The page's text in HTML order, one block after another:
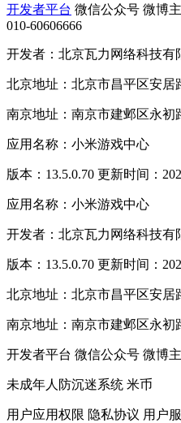
开发者平台 微信公众号 微博
010-60606666
开发者：北京瓦力网络科技有
北京地址：北京市昌平区安居
南京地址：南京市建邺区永初
应用名称：小米游戏中心
版本：13.5.0.70 更新时间：
应用名称：小米游戏中心
开发者：北京瓦力网络科技有
版本：13.5.0.70 更新时间：
北京地址：北京市昌平区安居
南京地址：南京市建邺区永初
开发者平台 微信公众号 微博
未成年人防沉迷系统 米币
用户应用权限 隐私协议 用户